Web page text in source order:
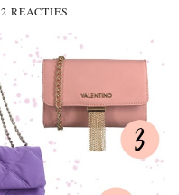
2 REACTIES